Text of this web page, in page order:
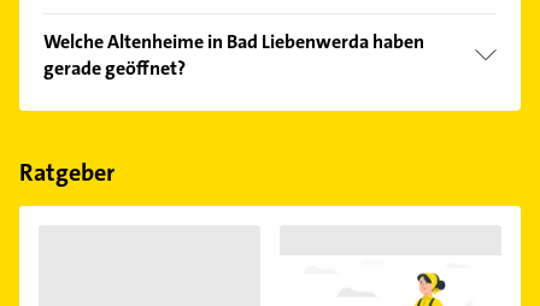
Kundenmeinungen und profitieren Sie von den
Empfehlungen. Die Suchergebnisse können Sie sich
einfach nachBewertungensortiert anzeigen lassen.
Welche Altenheime in Bad Liebenwerda haben
gerade geöffnet?
Im Anbieter-Bereich finden Sie alleÖffnungszeiten.
Feiertagen abweichen können.
Ratgeber